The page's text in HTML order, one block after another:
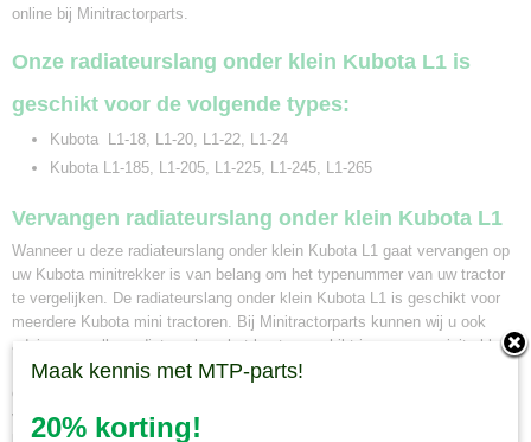
online bij Minitractorparts.
Onze radiateurslang onder klein Kubota L1 is
geschikt voor de volgende types:
Kubota L1-18, L1-20, L1-22, L1-24
Kubota L1-185, L1-205, L1-225, L1-245, L1-265
Vervangen radiateurslang onder klein Kubota L1
Wanneer u deze radiateurslang onder klein Kubota L1 gaat vervangen op
uw Kubota minitrekker is van belang om het typenummer van uw tractor
te vergelijken. De radiateurslang onder klein Kubota L1 is geschikt voor
meerdere Kubota mini tractoren. Bij Minitractorparts kunnen wij u ook
adviseren welke radiateurslang het beste geschikt is voor uw minitrekker.
Neem hiervoor contact op met onze mini tractor specialisten. Wanneer u
een radiateurslang Kubota bij ons besteld voor 12.00 uur, en deze is op
voorraad, wordt hij dezelfde dag nog verzonden. Naast pakketbezorging
Maak kennis met MTP-parts!
20% korting!